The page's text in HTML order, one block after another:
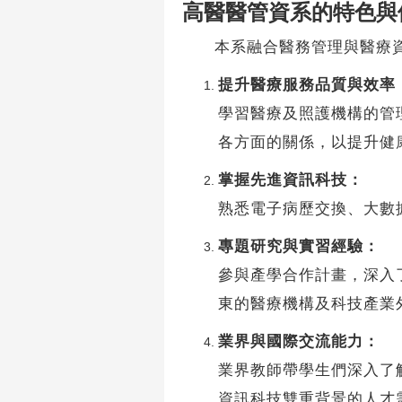
高醫醫管資系的特色
本系融合醫務管理與醫療資
提升醫療服務品質與效率
學習醫療及照護機構的
各方面的關係，以提升
掌握先進資訊科技：
熟悉電子病歷交換、大
專題研究與實習經驗：
參與產學合作計畫，深
東的醫療機構及科技產
業界與國際交流能力：
業界教師帶學生們深入